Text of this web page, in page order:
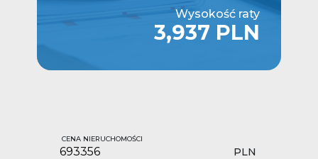
Wysokość raty
3,937 PLN
CENA NIERUCHOMOŚCI
PLN